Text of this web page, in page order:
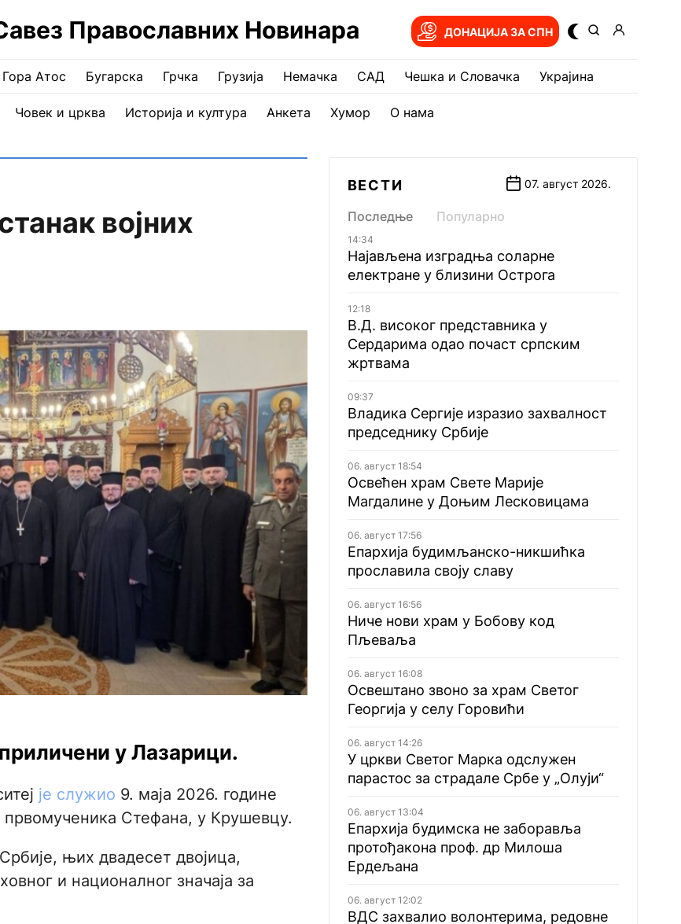
Православних Новинара ДОНАЦИЈА ЗА СПН
Атос Бугарска Грчка Грузија Немачка САД Чешка и Словачка Украјина
Човек и црква Историја и култура Анкета Хумор О нама
војних
у Лазарици.
је служио 9. маја 2026. године
првомученика Стефана, у Крушевцу.
њих двадесет двојица,
и националног значаја за
ВЕСТИ 07. август 2026.
Последње Популарно
14:34
Најављена изградња соларне
електране у близини Острога
12:18
В.Д. високог представника у
Сердарима одао почаст српским
жртвама
09:37
Владика Сергије изразио захвалност
председнику Србије
06. август 18:54
Освећен храм Свете Марије
Магдалине у Доњим Лесковицама
06. август 17:56
Епархија будимљанско-никшићка
прославила своју славу
06. август 16:56
Ниче нови храм у Бобову код
Пљеваља
06. август 16:08
Освештано звоно за храм Светог
Георгија у селу Горовићи
06. август 14:26
У цркви Светог Марка одслужен
парастос за страдале Србе у „Олуји“
06. август 13:04
Епархија будимска не заборавља
протођакона проф. др Милоша
Ердељана
06. август 12:02
ВДС захвалио волонтерима, редовне